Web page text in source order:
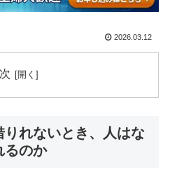
2026.03.12
れないとき、人はな
るのか